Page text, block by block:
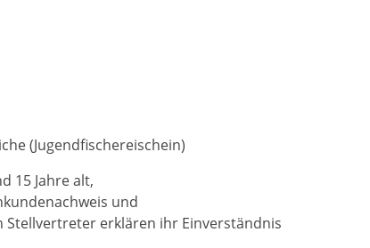
(Jugendfischereischein)
15 Jahre alt,
und
Stellvertreter erklären ihr Einverständnis